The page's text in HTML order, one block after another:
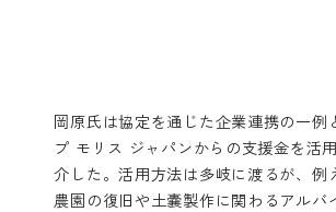
岡原氏は協定を通じた企業連携の一例
プ モリス ジャパンからの支援金を活
介した。活用方法は多岐に渡るが、例
農園の復旧や土嚢製作に関わるアルバ